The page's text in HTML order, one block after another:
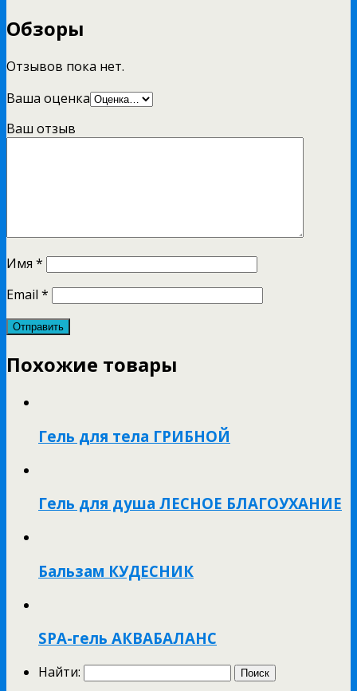
Обзоры
Отзывов пока нет.
Ваша оценка
Ваш отзыв
Имя *
Email *
Похожие товары
Гель для тела ГРИБНОЙ
Гель для душа ЛЕСНОЕ БЛАГОУХАНИЕ
Бальзам КУДЕСНИК
SPA-гель АКВАБАЛАНС
Найти: